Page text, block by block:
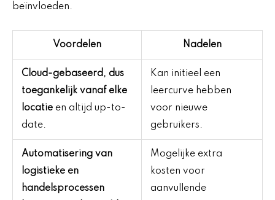
beïnvloeden.
Voordelen Nadelen
Cloud-gebaseerd, dus
toegankelijk vanaf elke
locatie en altijd up-to-
date.
Kan initieel een
leercurve hebben
voor nieuwe
gebruikers.
Automatisering van
logistieke en
handelsprocessen
Mogelijke extra
kosten voor
aanvullende